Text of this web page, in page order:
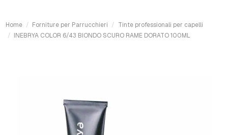
Home Forniture per Parrucchieri
Tinte professionali per capelli
INEBRYA COLOR 6/43 BIONDO SCURO RAME DORATO 100ML